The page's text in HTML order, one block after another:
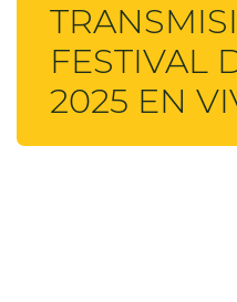
FESTIVAL
2025 EN